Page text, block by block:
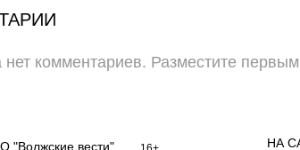
нет комментариев. Разместите
"Волжские вести" НА